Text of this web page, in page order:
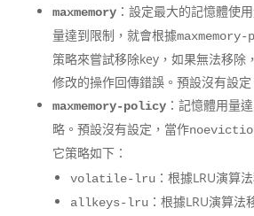
maxmemory：設定最大的記憶體使
量達到限制，就會根據
策略來嘗試移除key，如果無法移除
修改的操作回傳錯誤。預設沒有設定
maxmemory-policy：記憶體用量
略。預設沒有設定，當作
它策略如下：
volatile-lru：根據LRU演算
allkeys-lru：根據LRU演算法